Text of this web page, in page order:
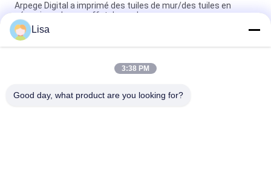
Arpege Digital a imprimé des tuiles de mur/des tuiles en
céramique de mur effet de marbre
Utilisation d'intérieur et extérieure de lustre de jet d'encre de
tapis de regard de tuile transparente de porcelaine
Tuiles uniques de tapis de salle de bains de modèles/tuiles
Lisa
3:38 PM
Good day, what product are you looking for?